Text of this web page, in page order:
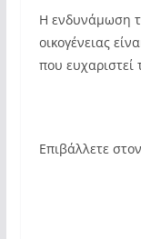
Η ενδυνάμωση
οικογένειας
που ευχαριστεί
Επιβάλλετε